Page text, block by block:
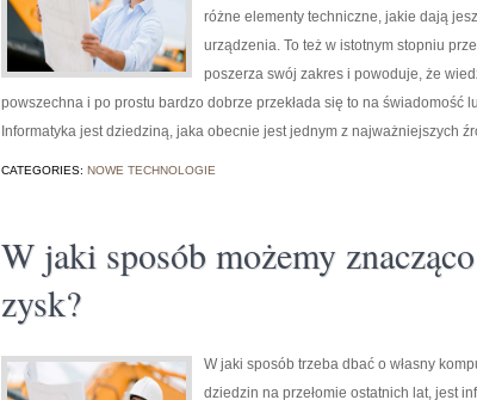
różne elementy techniczne, jakie dają
urządzenia. To też w istotnym stopniu
poszerza swój zakres i powoduje, że
powszechna i po prostu bardzo dobrze przekłada się to na świadomość
Informatyka jest dziedziną, jaka obecnie jest jednym z najważniejszych
CATEGORIES: NOWE TECHNOLOGIE
W jaki sposób możemy
zysk?
W jaki sposób trzeba dbać o własny
dziedzin na przełomie ostatnich lat, jest